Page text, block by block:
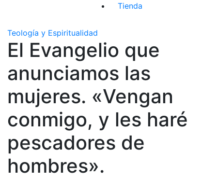
Tienda
Teología y Espiritualidad
El Evangelio que
anunciamos las
mujeres. «Vengan
conmigo, y les haré
pescadores de
hombres».